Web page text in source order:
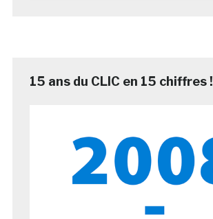
15 ans du CLIC en 15 chiffres !